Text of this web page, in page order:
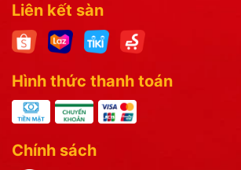
Liên kết sàn
Hình thức thanh toán
Chính sách